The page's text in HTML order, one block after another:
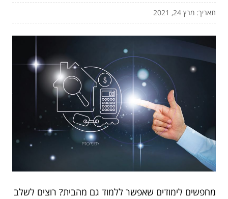
תאריך: מרץ 24, 2021
מחפשים לימודים שאפשר ללמוד גם מהבית? רוצים לשלב